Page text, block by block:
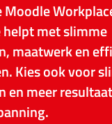
Moodle
met slimme
maatwerk en
Kies ook voor
en meer